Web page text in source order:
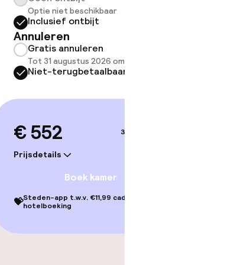
Optie niet beschikbaar
Inclusief ontbijt
Annuleren
Gratis annuleren
Tot 31 augustus 2026 om 21:59
Niet-terugbetaalbaar
€ 552
Prijsdetails
3–4 sep.
Boek kamer
💝Steden-app t.w.v. €11,99 cadeau bij je
hotelboeking